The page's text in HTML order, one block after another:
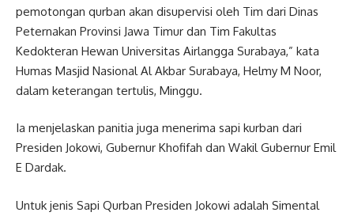
pemotongan qurban akan disupervisi oleh Tim dari Dinas
Peternakan Provinsi Jawa Timur dan Tim Fakultas
Kedokteran Hewan Universitas Airlangga Surabaya,” kata
Humas Masjid Nasional Al Akbar Surabaya, Helmy M Noor,
dalam keterangan tertulis, Minggu.
Ia menjelaskan panitia juga menerima sapi kurban dari
Presiden Jokowi, Gubernur Khofifah dan Wakil Gubernur Emil
E Dardak.
Untuk jenis Sapi Qurban Presiden Jokowi adalah Simental